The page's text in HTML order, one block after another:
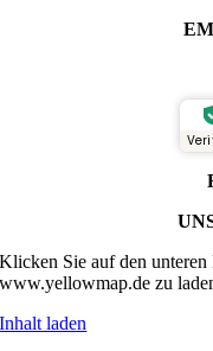
Klicken Sie auf den
www.yellowmap.de zu
Inhalt laden